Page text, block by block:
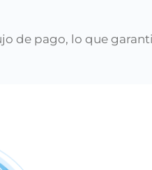
de pago, lo que